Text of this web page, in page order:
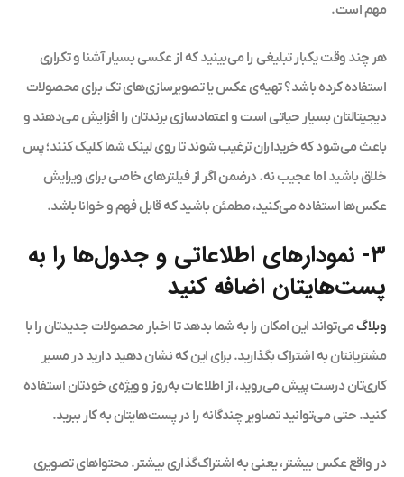
مهم است.
هر چند وقت یکبار تبلیغی را می‌بینید که از عکسی بسیار آشنا و تکراری
استفاده کرده باشد؟ تهیه‌ی عکس یا تصویرسازی‌های تک برای محصولات
دیجیتالتان بسیار حیاتی است و اعتمادسازی برندتان را افزایش می‌دهند و
باعث می‌شود که خریداران ترغیب شوند تا روی لینک شما کلیک کنند؛ پس
خلاق باشید اما عجیب نه. درضمن اگر از فیلترهای خاصی برای ویرایش
عکس‌ها استفاده می‌کنید، مطمئن باشید که قابل فهم و خوانا باشد.
۳- نمودارهای اطلاعاتی و جدول‌ها را به
پست‌هایتان اضافه کنید
وبلاگمی‌تواند این امکان را به شما بدهد تا اخبار محصولات جدیدتان را با
مشتریانتان به اشتراک بگذارید. برای این که نشان دهید دارید در مسیر
کاری‌تان درست پیش می‌روید، از اطلاعات به‌روز و ویژه‌ی خودتان استفاده
کنید. حتی می‌توانید تصاویر چندگانه را در پست‌هایتان به کار ببرید.
در واقع عکس بیشتر، یعنی به اشتراک‌گذاری بیشتر. محتواهای تصویری